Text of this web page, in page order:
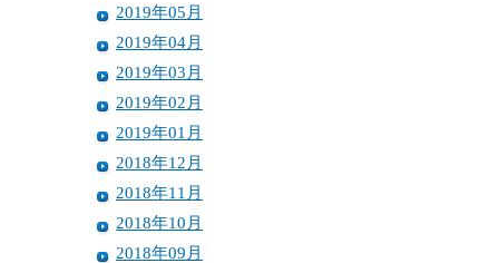
2019年05月
2019年04月
2019年03月
2019年02月
2019年01月
2018年12月
2018年11月
2018年10月
2018年09月